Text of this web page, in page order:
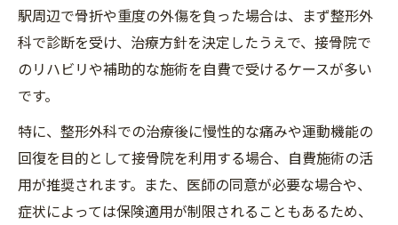
駅周辺で骨折や重度の外傷を負った場合は、まず整形外
科で診断を受け、治療方針を決定したうえで、接骨院で
のリハビリや補助的な施術を自費で受けるケースが多い
です。
特に、整形外科での治療後に慢性的な痛みや運動機能の
回復を目的として接骨院を利用する場合、自費施術の活
用が推奨されます。また、医師の同意が必要な場合や、
症状によっては保険適用が制限されることもあるため、